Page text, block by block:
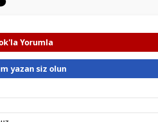
Yorumla
yazan siz olun